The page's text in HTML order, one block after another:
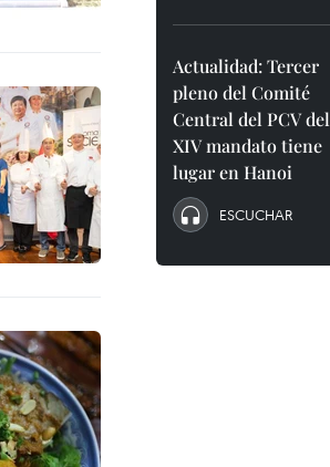
Actualidad: Tercer
pleno del Comité
Central del PCV del
XIV mandato tiene
lugar en Hanoi
ESCUCHAR